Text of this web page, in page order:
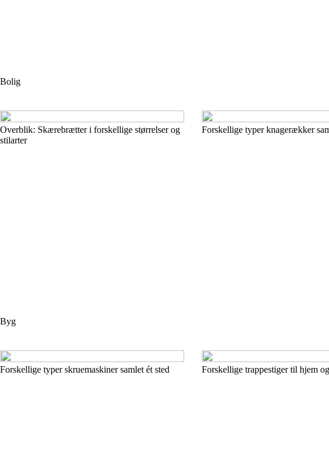
Bolig
Overblik: Skærebrætter i forskellige størrelser og
stilarter
Forskellige typer knagerækker
Byg
Forskellige typer skruemaskiner samlet ét sted Forskellige trappestiger til hjem